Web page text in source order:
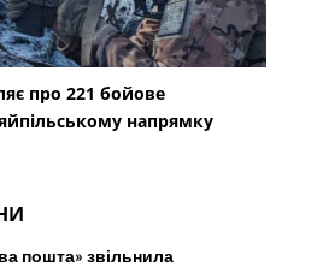
про 221 бойове
напрямку
пошта» звільнила